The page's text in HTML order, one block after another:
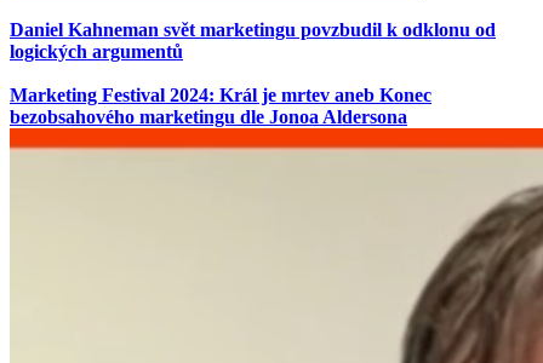
Daniel Kahneman svět marketingu povzbudil k odklonu od
logických argumentů
Marketing Festival 2024: Král je mrtev aneb Konec
bezobsahového marketingu dle Jonoa Aldersona